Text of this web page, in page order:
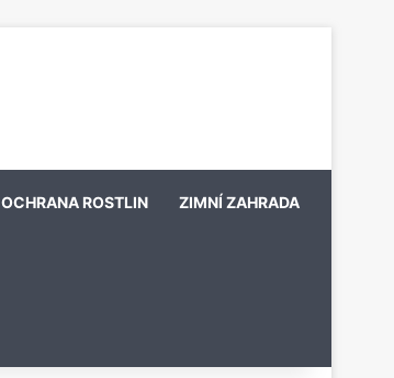
OCHRANA ROSTLIN ZIMNÍ ZAHRADA